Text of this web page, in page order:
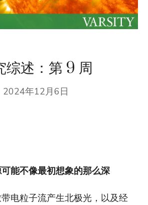
综述：第 9 周
2024年12月6日
能不像最初想象的那么深
电粒子流产生北极光，以及经